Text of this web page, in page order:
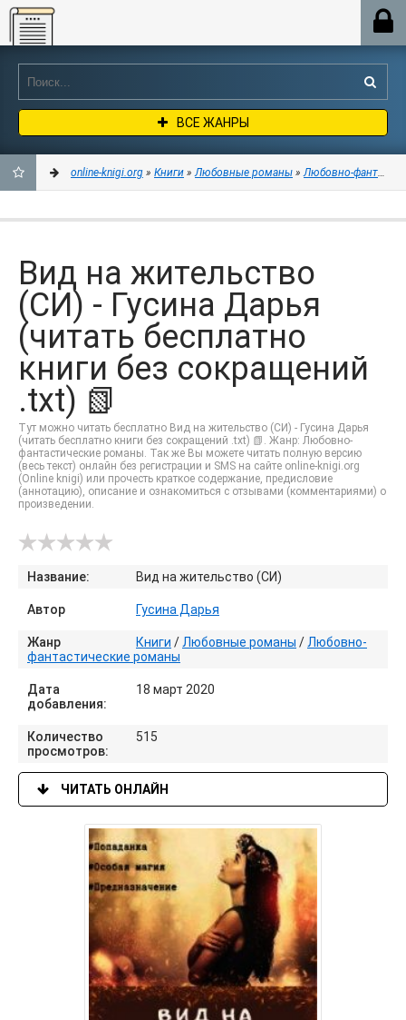
Online-knigi.org
ВСЕ ЖАНРЫ
ЗАКЛАДКИ
online-knigi.org » Книги »Любовные романы »Любовно-
Вид на жительство
(СИ) - Гусина Дарья
(читать бесплатно
книги без сокращений
.txt) 📗
Тут можно читать бесплатно Вид на жительство (СИ) - Гусина Дарья
(читать бесплатно книги без сокращений .txt) 📗. Жанр: Любовно-
фантастические романы. Так же Вы можете читать полную версию
(весь текст) онлайн без регистрации и SMS на сайте online-knigi.org
(Online knigi) или прочесть краткое содержание, предисловие
(аннотацию), описание и ознакомиться с отзывами (комментариями) о
произведении.
Название: Вид на жительство (СИ)
Автор Гусина Дарья
Жанр Книги / Любовные романы / Любовно-
фантастические романы
Дата
добавления:
18 март 2020
Количество
просмотров:
515
ЧИТАТЬ ОНЛАЙН